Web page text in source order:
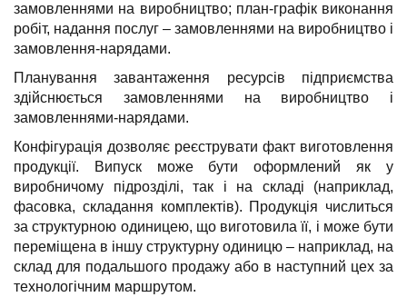
замовленнями на виробництво; план-графік виконання
робіт, надання послуг – замовленнями на виробництво і
замовлення-нарядами.
Планування завантаження ресурсів підприємства
здійснюється замовленнями на виробництво і
замовленнями-нарядами.
Конфігурація дозволяє реєструвати факт виготовлення
продукції. Випуск може бути оформлений як у
виробничому підрозділі, так і на складі (наприклад,
фасовка, складання комплектів). Продукція числиться
за структурною одиницею, що виготовила її, і може бути
переміщена в іншу структурну одиницю – наприклад, на
склад для подальшого продажу або в наступний цех за
технологічним маршрутом.